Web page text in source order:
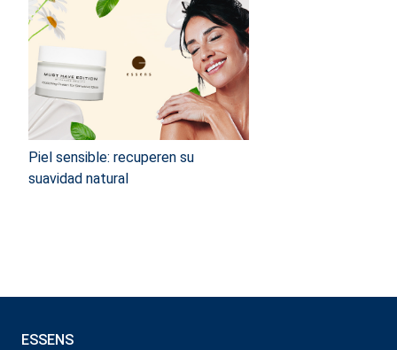
Piel sensible: recuperen su
suavidad natural
ESSENS